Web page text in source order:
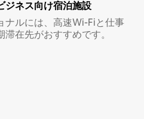
ジ⁠ネ⁠ス⁠向⁠け宿⁠泊⁠施⁠設
ナルには、高速Wi-Fiと仕事
在先がおすすめです。